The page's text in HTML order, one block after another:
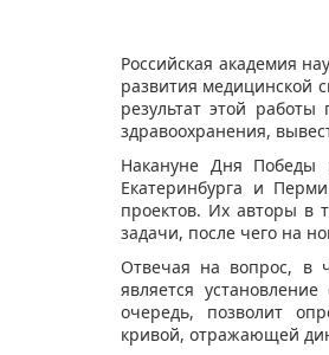
Российская академия
развития медицинской
результат этой
здравоохранения,
Накануне Дня Победы
Екатеринбурга и
проектов. Их авторы в
задачи, после чего на
Отвечая на вопрос, в
является
очередь, позволит
кривой, отражающей